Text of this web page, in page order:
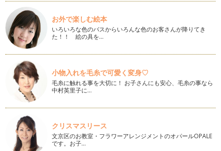
出産の前祝に！ベビーシャワーパーティー
アメリカ発祥のお祝いで、日本ではまだ馴染みの薄いベビーシ
ャワーパーティー。出産前にプレゼン…
こどもの日！男の子も喜ぶパーティーアイデア
４月になり新しい生活をスタートされた方も多いかと思います
が、いかがお過ごしでしょうか？ あ…
ハーフバースデーのお祝いに！おうちフォトを楽しもう
誕生日と同様に赤ちゃんの成長の節目として生後６ヵ月をお祝
いする「ハーフバースデー」。家族で…
家の中だけじゃもったいない！アウトドアで楽しむパーティー
アイテム
春はお花見やピクニックなどお子様とアウトドアも楽しみやす
い季節ですね。今回はおうちパーティ…
お外で楽しむ絵本
いろいろな色のバスからいろんな色のお客さんが降りてき
た！！ 絵の具を…
小物入れを毛糸で可愛く変身♡
毛糸に触れる事を大切に！ お子さんにも安心、毛糸の事なら
中村英里子に…
クリスマスリース
文京区のお教室・フラワーアレンジメントのオパールOPALE
です。お子…